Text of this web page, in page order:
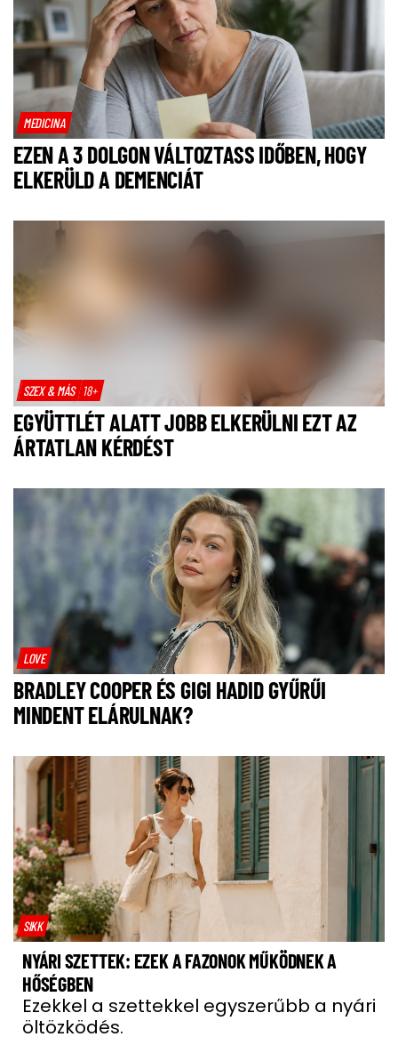
MEDICINA
EZEN A 3 DOLGON VÁLTOZTASS IDŐBEN, HOGY
ELKERÜLD A DEMENCIÁT
SZEX & MÁS 18+
EGYÜTTLÉT ALATT JOBB ELKERÜLNI EZT AZ
ÁRTATLAN KÉRDÉST
LOVE
BRADLEY COOPER ÉS GIGI HADID GYŰRŰI
MINDENT ELÁRULNAK?
SIKK
NYÁRI SZETTEK: EZEK A FAZONOK MŰKÖDNEK A
HŐSÉGBEN
Ezekkel a szettekkel egyszerűbb a nyári
öltözködés.